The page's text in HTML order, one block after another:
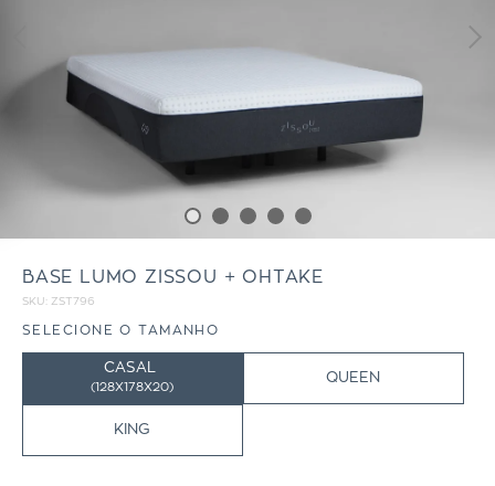
BASE LUMO ZISSOU + OHTAKE
SKU: ZST796
SELECIONE O TAMANHO
CASAL
(128X178X20)
QUEEN
KING